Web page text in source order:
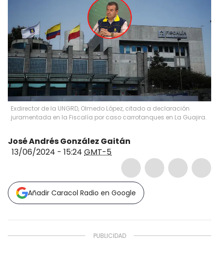
Exdirector de la UNGRD, Olmedo López, citado a declaración
juramentada en la Fiscalía por caso carrotanques en La Guajira.
José Andrés González Gaitán
13/06/2024 - 15:24 GMT-5
Añadir Caracol Radio en Google